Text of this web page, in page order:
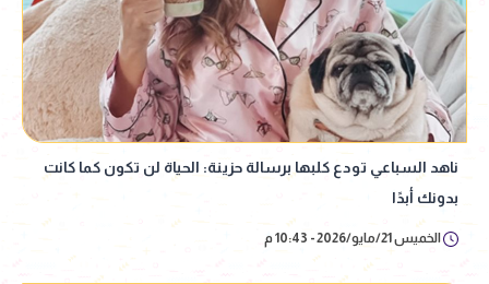
ناهد السباعي تودع كلبها برسالة حزينة: الحياة لن تكون كما كانت
بدونك أبدًا
الخميس 21/مايو/2026 - 10:43 م